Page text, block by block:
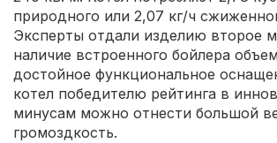
природного или 2,07 кг/ч
Эксперты отдали изделию второе
наличие встроенного бойлера
достойное функциональное
котел победителю рейтинга в
минусам можно отнести большой
громоздкость.